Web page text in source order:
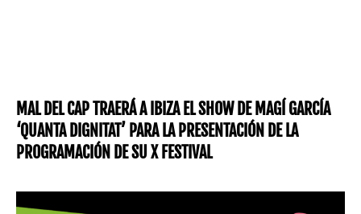
MAL DEL CAP TRAERÁ A IBIZA EL SHOW DE MAGÍ GARCÍA
‘QUANTA DIGNITAT’ PARA LA PRESENTACIÓN DE LA
PROGRAMACIÓN DE SU X FESTIVAL